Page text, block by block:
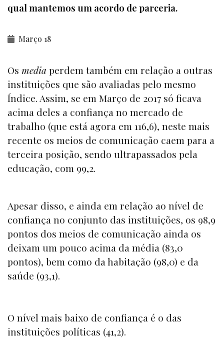
qual mantemos um acordo de parceria.
Março 18
Os media perdem também em relação a outras
instituições que são avaliadas pelo mesmo
Índice. Assim, se em Março de 2017 só ficava
acima deles a confiança no mercado de
trabalho (que está agora em 116,6), neste mais
recente os meios de comunicação caem para a
terceira posição, sendo ultrapassados pela
educação, com 99,2.
Apesar disso, e ainda em relação ao nível de
confiança no conjunto das instituições, os 98,9
pontos dos meios de comunicação ainda os
deixam um pouco acima da média (83,0
pontos), bem como da habitação (98,0) e da
saúde (93,1).
O nível mais baixo de confiança é o das
instituições políticas (41,2).